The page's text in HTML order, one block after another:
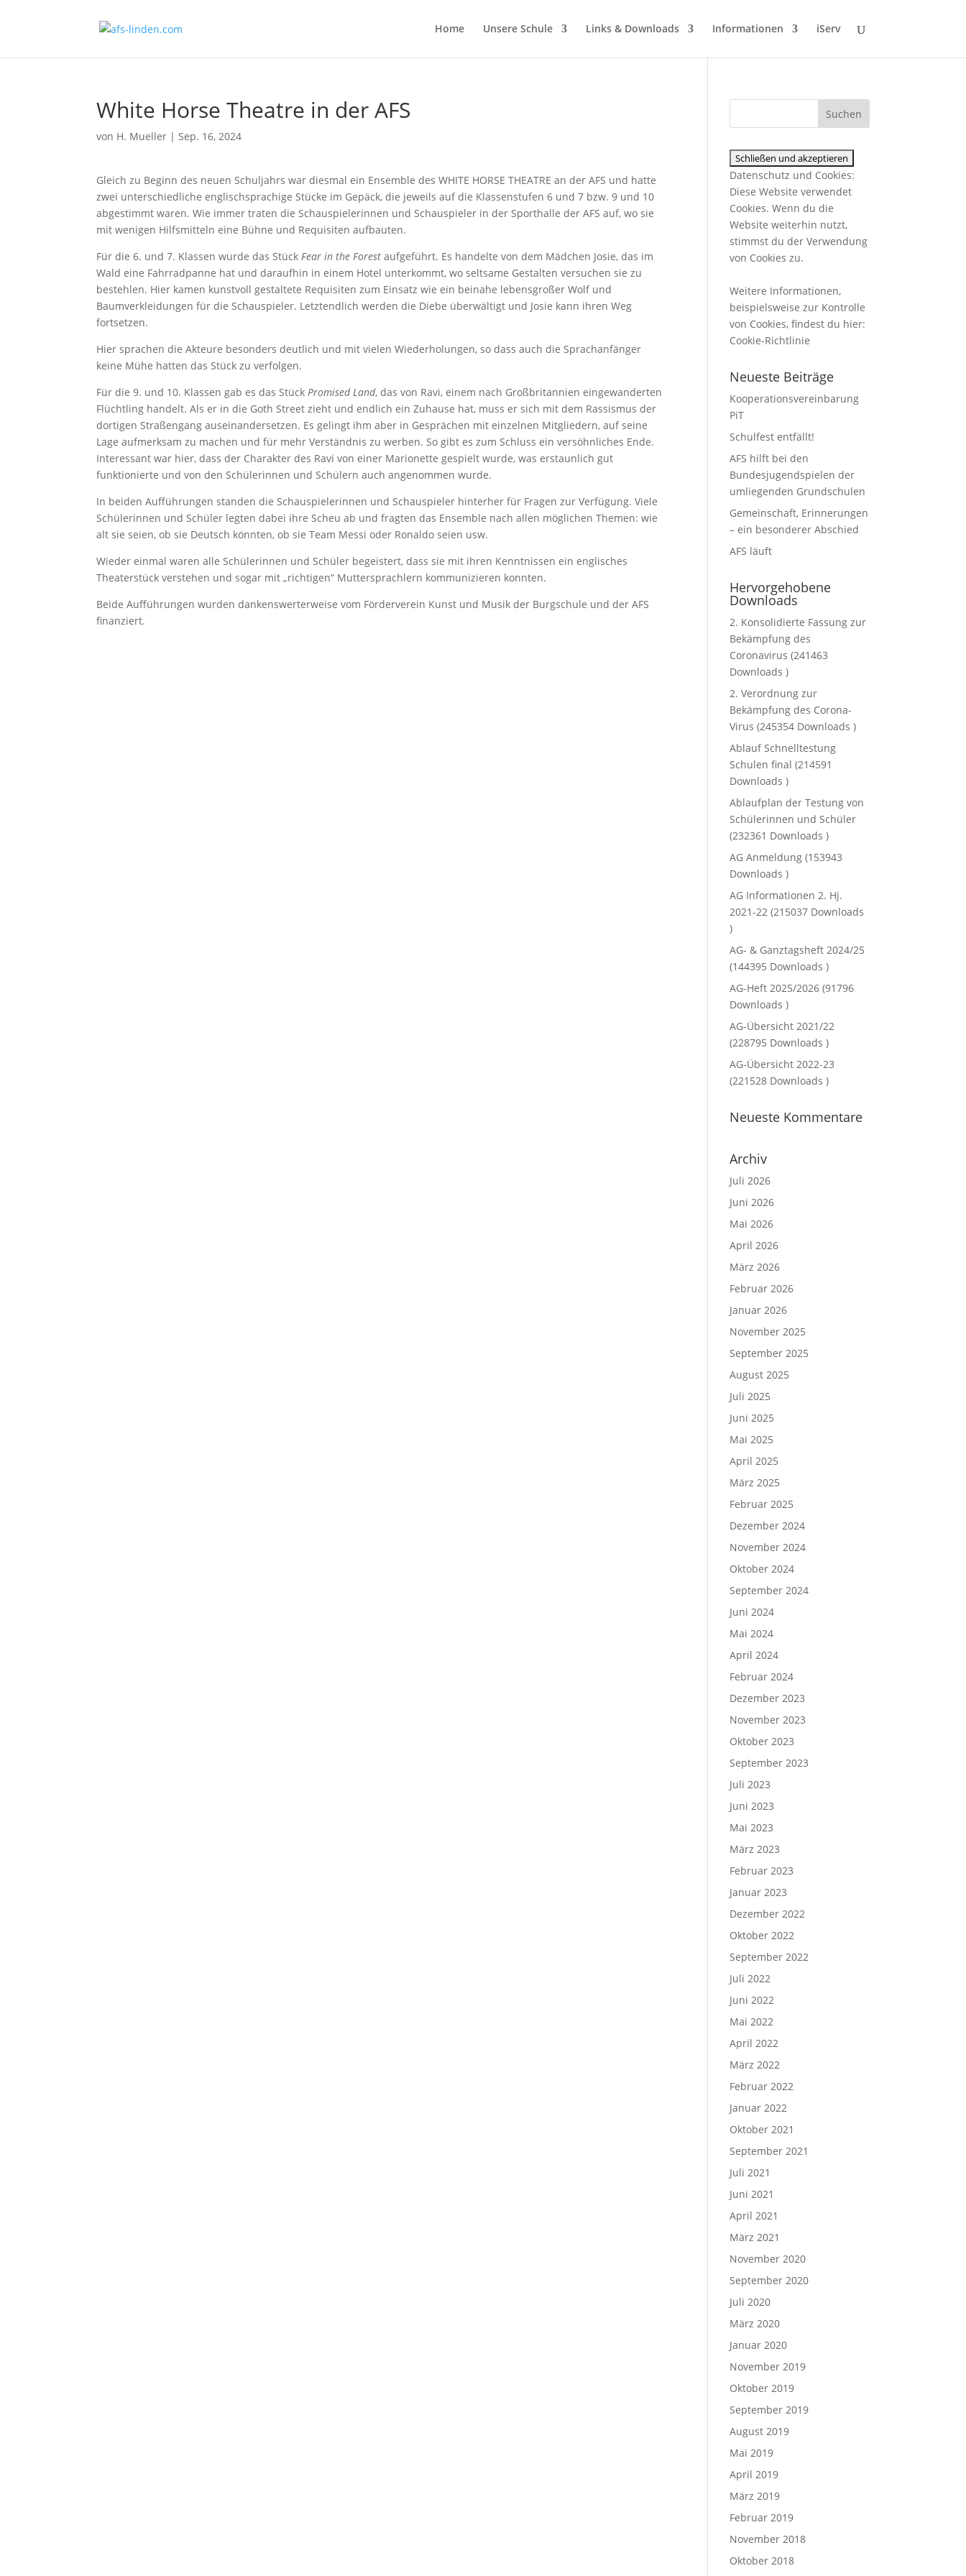
Home Unsere Schule Links & Downloads Informationen iServ
White Horse Theatre in der AFS
von H. Mueller |Sep. 16, 2024
Gleich zu Beginn des neuen Schuljahrs war diesmal ein Ensemble des WHITE HORSE THEATRE an der AFS und hatte
zwei unterschiedliche englischsprachige Stücke im Gepäck, die jeweils auf die Klassenstufen 6 und 7 bzw. 9 und 10
abgestimmt waren. Wie immer traten die Schauspielerinnen und Schauspieler in der Sporthalle der AFS auf, wo sie
mit wenigen Hilfsmitteln eine Bühne und Requisiten aufbauten.
Für die 6. und 7. Klassen wurde das StückFear in the Forest aufgeführt. Es handelte von dem Mädchen Josie, das im
Wald eine Fahrradpanne hat und daraufhin in einem Hotel unterkommt, wo seltsame Gestalten versuchen sie zu
bestehlen. Hier kamen kunstvoll gestaltete Requisiten zum Einsatz wie ein beinahe lebensgroßer Wolf und
Baumverkleidungen für die Schauspieler. Letztendlich werden die Diebe überwältigt und Josie kann ihren Weg
fortsetzen.
Hier sprachen die Akteure besonders deutlich und mit vielen Wiederholungen, so dass auch die Sprachanfänger
keine Mühe hatten das Stück zu verfolgen.
Für die 9. und 10. Klassen gab es das StückPromised Land, das von Ravi, einem nach Großbritannien eingewanderten
Flüchtling handelt. Als er in die Goth Street zieht und endlich ein Zuhause hat, muss er sich mit dem Rassismus der
dortigen Straßengang auseinandersetzen. Es gelingt ihm aber in Gesprächen mit einzelnen Mitgliedern, auf seine
Lage aufmerksam zu machen und für mehr Verständnis zu werben. So gibt es zum Schluss ein versöhnliches Ende.
Interessant war hier, dass der Charakter des Ravi von einer Marionette gespielt wurde, was erstaunlich gut
funktionierte und von den Schülerinnen und Schülern auch angenommen wurde.
In beiden Aufführungen standen die Schauspielerinnen und Schauspieler hinterher für Fragen zur Verfügung. Viele
Schülerinnen und Schüler legten dabei ihre Scheu ab und fragten das Ensemble nach allen möglichen Themen: wie
alt sie seien, ob sie Deutsch könnten, ob sie Team Messi oder Ronaldo seien usw.
Wieder einmal waren alle Schülerinnen und Schüler begeistert, dass sie mit ihren Kenntnissen ein englisches
Theaterstück verstehen und sogar mit „richtigen“ Muttersprachlern kommunizieren konnten.
Beide Aufführungen wurden dankenswerterweise vom Förderverein Kunst und Musik der Burgschule und der AFS
finanziert.
Datenschutz und Cookies:
Diese Website verwendet
Cookies. Wenn du die
Website weiterhin nutzt,
stimmst du der Verwendung
von Cookies zu.
Weitere Informationen,
beispielsweise zur Kontrolle
von Cookies, findest du hier:
Cookie-Richtlinie
Neueste Beiträge
Kooperationsvereinbarung
PiT
Schulfest entfällt!
AFS hilft bei den
Bundesjugendspielen der
umliegenden Grundschulen
Gemeinschaft, Erinnerungen
– ein besonderer Abschied
AFS läuft
Hervorgehobene
Downloads
2. Konsolidierte Fassung zur
Bekämpfung des
Coronavirus (241463
Downloads )
2. Verordnung zur
Bekämpfung des Corona-
Virus (245354 Downloads )
Ablauf Schnelltestung
Schulen final (214591
Downloads )
Ablaufplan der Testung von
Schülerinnen und Schüler
(232361 Downloads )
AG Anmeldung (153943
Downloads )
AG Informationen 2. Hj.
2021-22 (215037 Downloads
)
AG- & Ganztagsheft 2024/25
(144395 Downloads )
AG-Heft 2025/2026 (91796
Downloads )
AG-Übersicht 2021/22
(228795 Downloads )
AG-Übersicht 2022-23
(221528 Downloads )
Neueste Kommentare
Archiv
Juli 2026
Juni 2026
Mai 2026
April 2026
März 2026
Februar 2026
Januar 2026
November 2025
September 2025
August 2025
Juli 2025
Juni 2025
Mai 2025
April 2025
März 2025
Februar 2025
Dezember 2024
November 2024
Oktober 2024
September 2024
Juni 2024
Mai 2024
April 2024
Februar 2024
Dezember 2023
November 2023
Oktober 2023
September 2023
Juli 2023
Juni 2023
Mai 2023
März 2023
Februar 2023
Januar 2023
Dezember 2022
Oktober 2022
September 2022
Juli 2022
Juni 2022
Mai 2022
April 2022
März 2022
Februar 2022
Januar 2022
Oktober 2021
September 2021
Juli 2021
Juni 2021
April 2021
März 2021
November 2020
September 2020
Juli 2020
März 2020
Januar 2020
November 2019
Oktober 2019
September 2019
August 2019
Mai 2019
April 2019
März 2019
Februar 2019
November 2018
Oktober 2018